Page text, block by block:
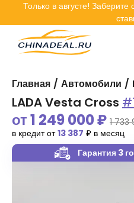
Только в августе! Заберите
Главная Автомобили
Гарантия 3
от1 249 000₽ 1 733
в кредит от13 387 ₽ в месяц
LADA Vesta Cross